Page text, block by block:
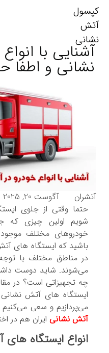
کپسول
آتش
نشانی
آشنایی با
نشانی و اطفا
آتشران
آگوست 20, 2025
حتما وقتی از جلوی
شویم اولین چیزی که
خودروهای مختلف
باشید که ایستگاه های
در مناطق مختلف با
می‌شوند. شاید دوست
چه تجهیزاتی است؟ در
ایستگاه های آتش نشانی
می‌پردازیم و سعی می‌کنیم
آتش نشانیایران هم در
انواع ایستگاه